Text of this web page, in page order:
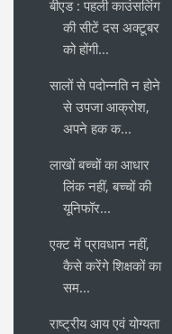
बीएड : पहली काउंसलिंग
की सीटें दस अक्टूबर
को होंगी...
सालों से पदोन्नति न होने
से उपजा आक्रोश,
अपने हक क...
लाखों बच्चों का आधार
लिंक नहीं, बच्चों की
यूनिफॉर...
एक्ट में प्रावधान नहीं,
कैसे करेंगे शिक्षकों का
सम...
राष्ट्रीय आय एवं योग्यता